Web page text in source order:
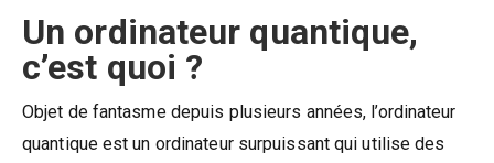
Un ordinateur quantique,
c’est quoi ?
Objet de fantasme depuis plusieurs années, l’ordinateur
quantique est un ordinateur surpuissant qui utilise des